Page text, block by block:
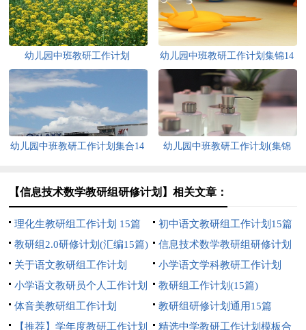
幼儿园中班教研工作计划
幼儿园中班教研工作计划集锦14
篇
幼儿园中班教研工作计划集合14
幼儿园中班教研工作计划(集锦
【信息技术数学教研组研修计划】相关文章：
理化生教研组工作计划 15篇
初中语文教研组工作计划15篇
教研组2.0研修计划(汇编15篇)
信息技术数学教研组研修计划
(通用15篇)
关于语文教研组工作计划
小学语文学科教研工作计划
小学语文教研员个人工作计划
教研组工作计划(15篇)
体音美教研组工作计划
教研组研修计划通用15篇
【推荐】学年度教研工作计划
精选中学教研工作计划模板合